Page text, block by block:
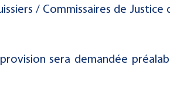
/ Commissaires de
sera demandée